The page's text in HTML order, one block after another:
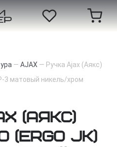
— AJAX — Ручка Ajax (Аякс)
3 матовый никель/хром
(Аякс)
(ERGO JK)